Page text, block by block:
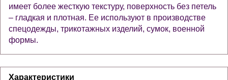
имеет более жесткую текстуру, поверхность без петель
– гладкая и плотная. Ее используют в производстве
спецодежды, трикотажных изделий, сумок, военной
формы.
Характеристики